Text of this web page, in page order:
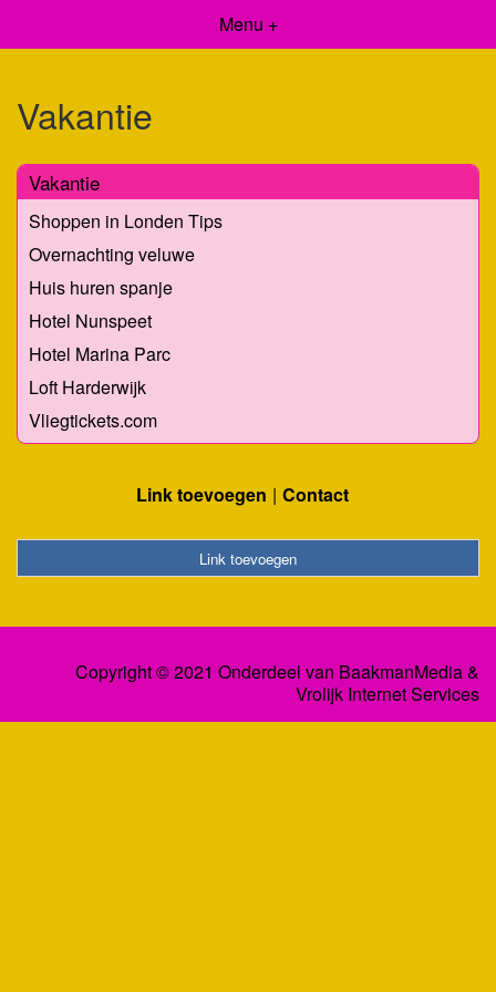
Menu +
Vakantie
Vakantie
Shoppen in Londen Tips
Overnachting veluwe
Huis huren spanje
Hotel Nunspeet
Hotel Marina Parc
Loft Harderwijk
Vliegtickets.com
Link toevoegen Contact
Link toevoegen
Copyright © 2021 Onderdeel van BaakmanMedia&
Vrolijk Internet Services